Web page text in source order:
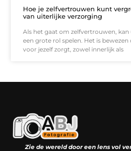
Hoe je zelfvertrouwen kunt
van uiterlijke verzorging
Als het gaat om zelfvertrouwen,
een grote rol spelen. Het is
voor jezelf zorgt, zowel innerlijk als
Zie de wereld door een lens vol